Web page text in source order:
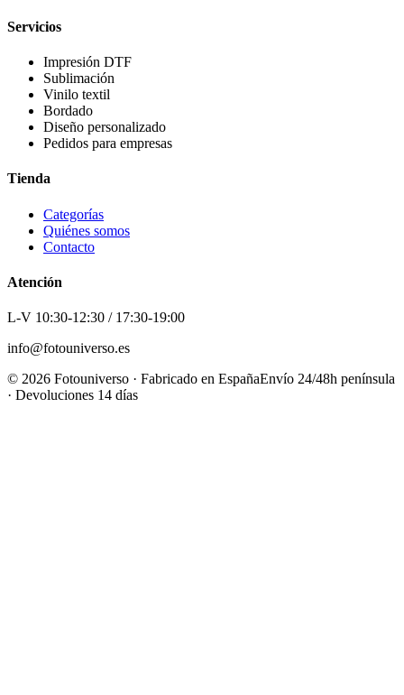
Servicios
Impresión DTF
Sublimación
Vinilo textil
Bordado
Diseño personalizado
Pedidos para empresas
Tienda
Categorías
Quiénes somos
Contacto
Atención
L-V 10:30-12:30 / 17:30-19:00
info@fotouniverso.es
© 2026 Fotouniverso · Fabricado en EspañaEnvío 24/48h península
· Devoluciones 14 días